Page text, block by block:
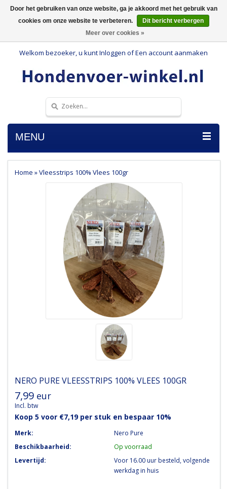
Welkom bezoeker, u kuntInloggen ofEen account aanmaken
MENU
Home »Vleesstrips 100% Vlees 100gr
NERO PUREVLEESSTRIPS 100% VLEES 100GR
7,99 eur
Incl. btw
Koop 5 voor €7,19 per stuk en bespaar 10%
Merk:
Nero Pure
Beschikbaarheid:
Op voorraad
Levertijd:
Voor 16.00 uur besteld, volgende
werkdag in huis
Door het gebruiken van onze website, ga je akkoord met het gebruik van
cookies om onze website te verbeteren.
Dit bericht verbergen
Meer over cookies »